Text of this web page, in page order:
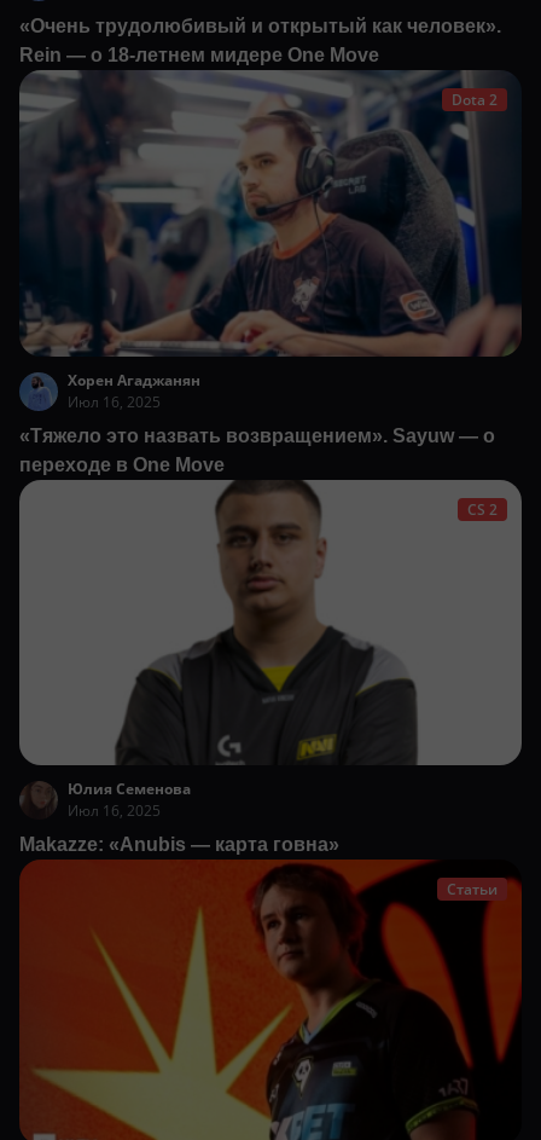
«Очень трудолюбивый и открытый как человек».
Rein — о 18-летнем мидере One Move
Dota 2
Хорен Агаджанян
Июл 16, 2025
«Тяжело это назвать возвращением». Sayuw — о
переходе в One Move
CS 2
Юлия Семенова
Июл 16, 2025
Makazze: «Anubis — карта говна»
Статьи